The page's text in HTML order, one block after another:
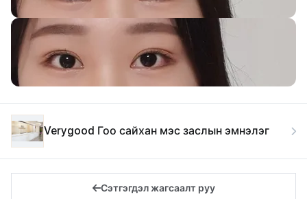
Verygood Гоо сайхан мэс заслын эмнэлэг
Сэтгэгдэл жагсаалт руу